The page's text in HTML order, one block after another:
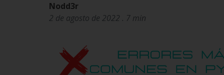
Nodd3r
2 de agosto de 2022 . 7 min